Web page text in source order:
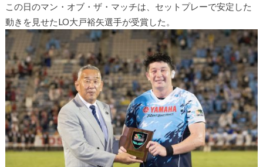
この日のマン・オブ・ザ・マッチは、セットプレーで安定した
動きを見せたLO大戸裕矢選手が受賞した。